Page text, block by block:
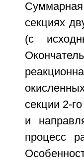
секциях
(с
секции 2-
и
процесс